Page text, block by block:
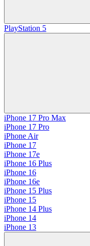
PlayStation 5
iPhone 17 Pro Max
iPhone 17 Pro
iPhone Air
iPhone 17
iPhone 17e
iPhone 16 Plus
iPhone 16
iPhone 16e
iPhone 15 Plus
iPhone 15
iPhone 14 Plus
iPhone 14
iPhone 13